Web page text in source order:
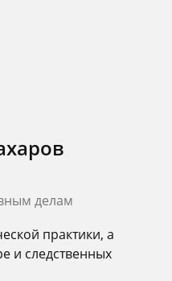
делам
практики, а
и следственных